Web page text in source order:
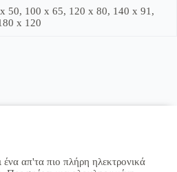
50, 100 x 65, 120 x 80, 140 x 91,
x 120
ένα απ'τα πιο πλήρη ηλεκτρονικά